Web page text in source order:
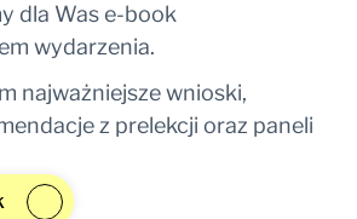
dla Was e-book
wydarzenia.
najważniejsze wnioski,
z prelekcji oraz paneli